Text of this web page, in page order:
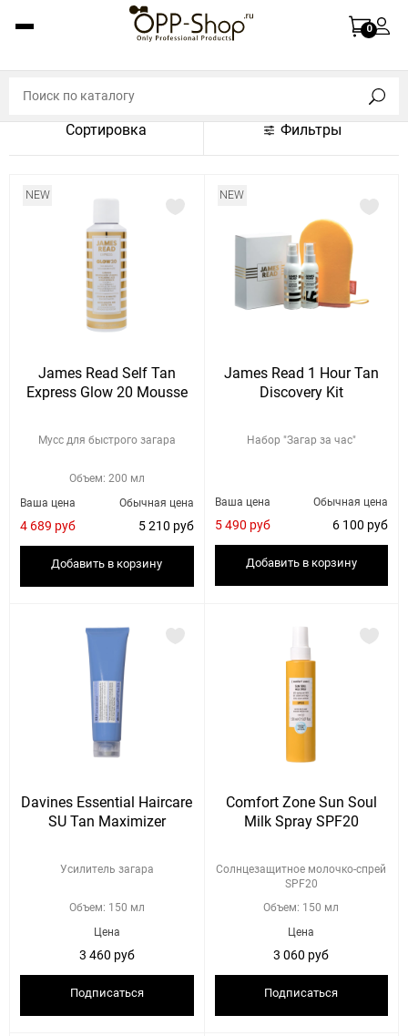
0
Сортировка Фильтры
По названию (A-Z)
По цене (по возрастанию)
По цене (по убыванию)
По популярности (по убыванию)
120
NEW
James Read Self Tan
Express Glow 20 Mousse
Мусс для быстрого загара
Объем: 200 мл
Обычная цена
5 210 руб
Ваша цена
4 689 руб
Добавить в корзину
NEW
James Read 1 Hour Tan
Discovery Kit
Набор "Загар за час"
Обычная цена
6 100 руб
Ваша цена
5 490 руб
Добавить в корзину
Davines Essential Haircare
SU Tan Maximizer
Усилитель загара
Объем: 150 мл
Цена
3 460 руб
Подписаться
Comfort Zone Sun Soul
Milk Spray SPF20
Солнцезащитное молочко-спрей
SPF20
Объем: 150 мл
Цена
3 060 руб
Подписаться